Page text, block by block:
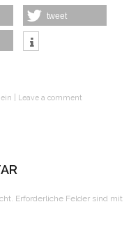
tweet
Leave a comment
Erforderliche Felder sind mit